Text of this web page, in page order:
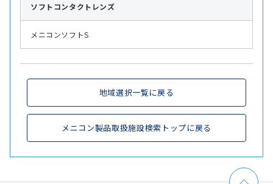
ソフト コンタクトレンズ
メニコンソフトS
地域選択一覧に戻る
メニコン製品取扱施設検索トップに戻る